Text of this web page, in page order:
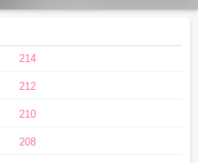
214
212
210
208